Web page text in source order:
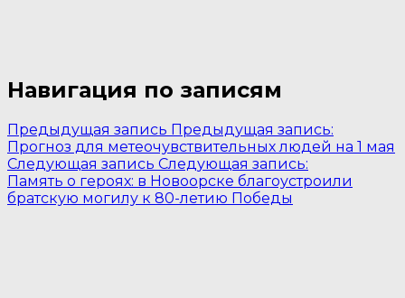
Навигация по записям
Предыдущая запись Предыдущая запись:
Прогноз для метеочувствительных людей на 1 мая
Следующая запись Следующая запись:
Память о героях: в Новоорске благоустроили
братскую могилу к 80-летию Победы